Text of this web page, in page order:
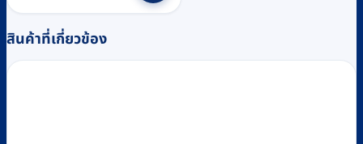
฿600.
฿580.
สินค้าที่เกี่ยวข้อง